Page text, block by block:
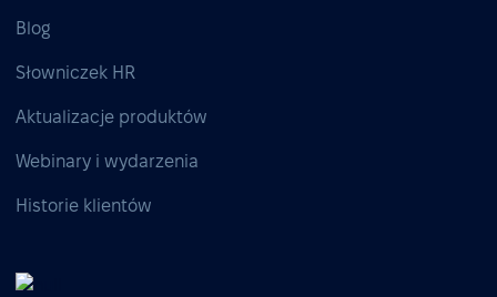
Blog
Słowniczek HR
Aktualizacje produktów
Webinary i wydarzenia
Historie klientów